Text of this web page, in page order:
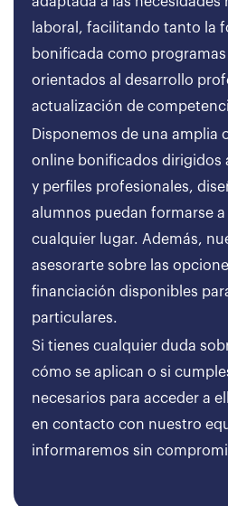
laboral, facilitando tanto la
bonificada como
orientados al desarrollo
actualización de
Disponemos de una amplia
online bonificados dirigidos
y perfiles profesionales,
alumnos puedan formarse
cualquier lugar. Además,
asesorarte sobre las
financiación disponibles
particulares.
Si tienes cualquier duda
cómo se aplican o si
necesarios para acceder a
en contacto con nuestro
informaremos sin